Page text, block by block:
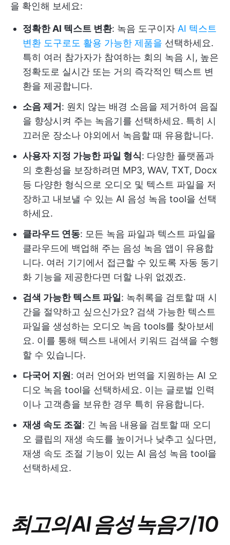
을 확인해 보세요:
정확한 AI 텍스트 변환: 녹음 도구이자 AI 텍스트
변환 도구로도 활용 가능한 제품을 선택하세요.
특히 여러 참가자가 참여하는 회의 녹음 시, 높은
정확도로 실시간 또는 거의 즉각적인 텍스트 변
환을 제공합니다.
소음 제거 : 원치 않는 배경 소음을 제거하여 음질
을 향상시켜 주는 녹음기를 선택하세요. 특히 시
끄러운 장소나 야외에서 녹음할 때 유용합니다.
사용자 지정 가능한 파일 형식: 다양한 플랫폼과
의 호환성을 보장하려면 MP3, WAV, TXT, Docx
등 다양한 형식으로 오디오 및 텍스트 파일을 저
장하고 내보낼 수 있는 AI 음성 녹음 tool을 선택
하세요.
클라우드 연동: 모든 녹음 파일과 텍스트 파일을
클라우드에 백업해 주는 음성 녹음 앱이 유용합
니다. 여러 기기에서 접근할 수 있도록 자동 동기
화 기능을 제공한다면 더할 나위 없겠죠.
검색 가능한 텍스트 파일 : 녹취록을 검토할 때 시
간을 절약하고 싶으신가요? 검색 가능한 텍스트
파일을 생성하는 오디오 녹음 tools를 찾아보세
요. 이를 통해 텍스트 내에서 키워드 검색을 수행
할 수 있습니다.
다국어 지원 : 여러 언어와 번역을 지원하는 AI 오
디오 녹음 tool을 선택하세요. 이는 글로벌 인력
이나 고객층을 보유한 경우 특히 유용합니다.
재생 속도 조절 : 긴 녹음 내용을 검토할 때 오디
오 클립의 재생 속도를 높이거나 낮추고 싶다면,
재생 속도 조절 기능이 있는 AI 음성 녹음 tool을
선택하세요.
최고의 AI 음성 녹음기 10